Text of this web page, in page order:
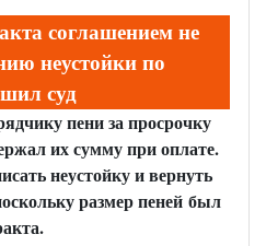
соглашением не
неустойки по
суд
пени за просрочку
их сумму при оплате.
неустойку и вернуть
размер пеней был